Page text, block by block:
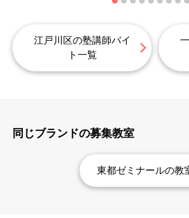
江戸川区の塾講師バイ
ト一覧
同じブランドの募集教室
東都ゼミナールの教